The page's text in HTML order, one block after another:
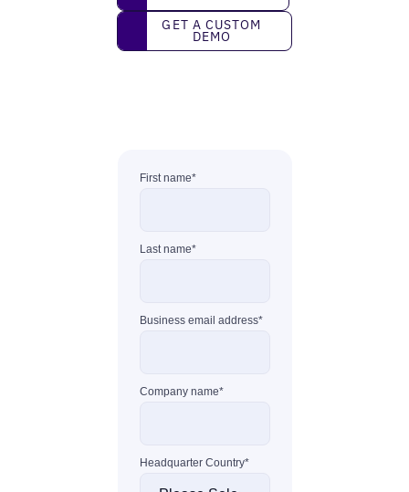
Get a custom demo
GET A CUSTOM
DEMO